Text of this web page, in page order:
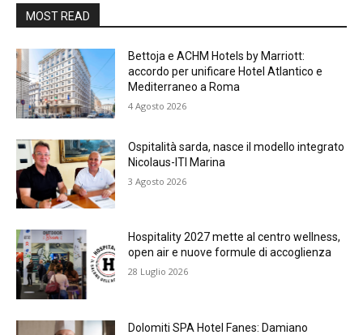
MOST READ
Bettoja e ACHM Hotels by Marriott:
accordo per unificare Hotel Atlantico e
Mediterraneo a Roma
4 Agosto 2026
Ospitalità sarda, nasce il modello integrato
Nicolaus-ITI Marina
3 Agosto 2026
Hospitality 2027 mette al centro wellness,
open air e nuove formule di accoglienza
28 Luglio 2026
Dolomiti SPA Hotel Fanes: Damiano